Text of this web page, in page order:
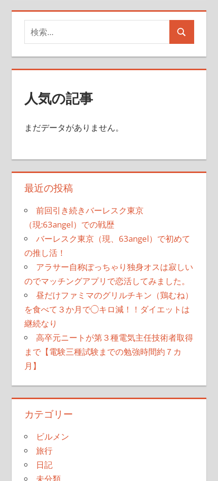
索
対
象:
検
人気の記事
まだデータがありません。
最近の投稿
前回引き続きバーレスク東京
（現:63angel）での戦歴
バーレスク東京（現、63angel）で初めて
の推し活！
アラサー自称ぽっちゃり独身オスは寂しい
のでマッチングアプリで恋活してみました。
昼だけファミマのグリルチキン（鶏むね）
を食べて３か月で◯キロ減！！ダイエットは
継続なり
高卒元ニートが第３種電気主任技術者取得
まで【電験三種試験までの勉強時間約７カ
月】
カテゴリー
ビルメン
旅行
日記